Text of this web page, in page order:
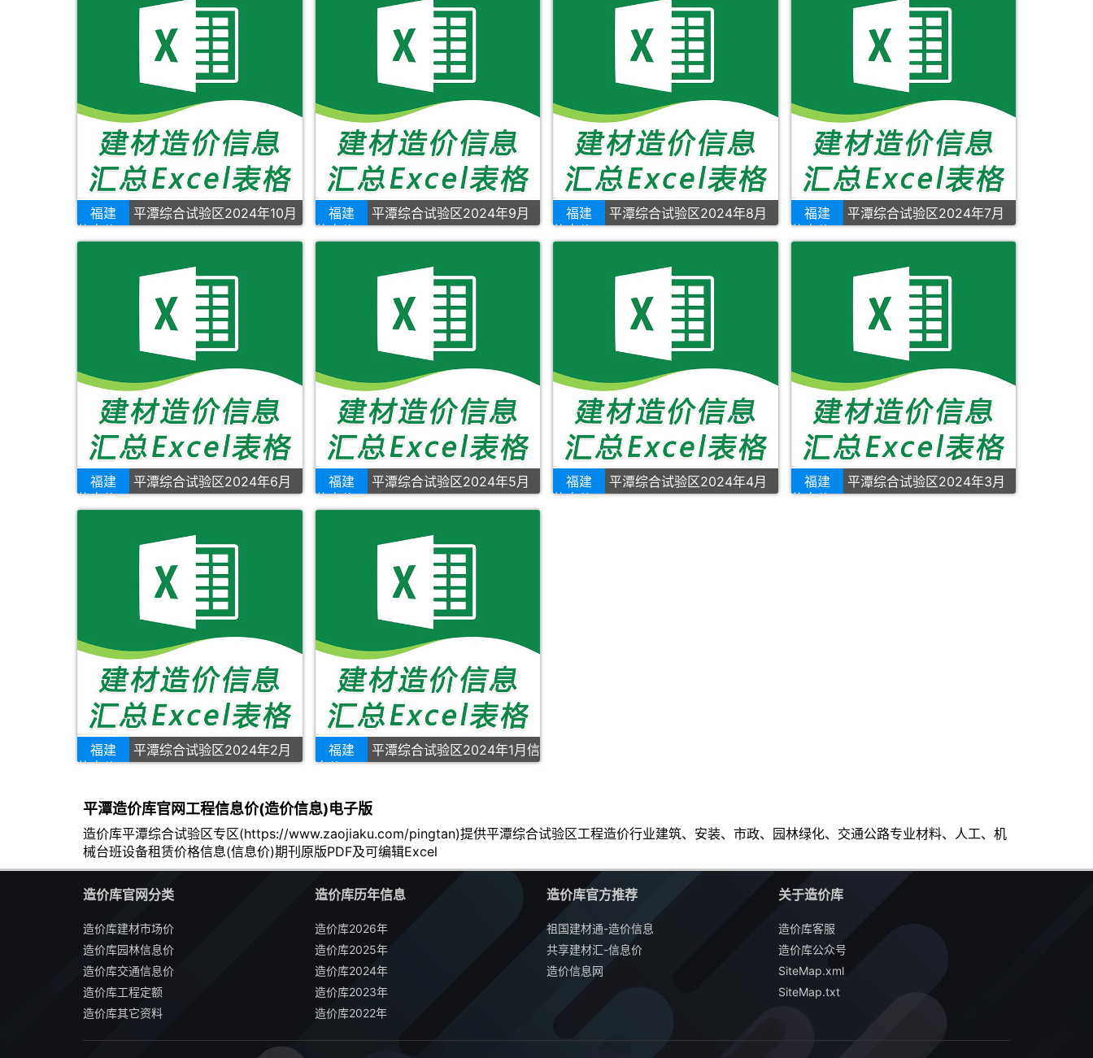
平潭造价库官网工程信息价(造价信息)电子版
造价库平潭综合试验区专区(https://www.zaojiaku.com/pingtan)提供平潭综合试验区工程造价行业建筑、安装、市政、园林绿化、交通公路专业材料、人工、机
械台班设备租赁价格信息(信息价)期刊原版PDF及可编辑Excel
福建
平潭综合试验区2024年10月
信息价
福建
平潭综合试验区2024年9月
信息价
福建
平潭综合试验区2024年8月
信息价
福建
平潭综合试验区2024年7月
信息价
福建
平潭综合试验区2024年6月
信息价
福建
平潭综合试验区2024年5月
信息价
福建
平潭综合试验区2024年4月
信息价
福建
平潭综合试验区2024年3月
信息价
福建
平潭综合试验区2024年2月
信息价
福建
平潭综合试验区2024年1月信
息价
造价库官网分类
造价库建材市场价
造价库园林信息价
造价库交通信息价
造价库工程定额
造价库其它资料
造价库历年信息
造价库2026年
造价库2025年
造价库2024年
造价库2023年
造价库2022年
造价库官方推荐
祖国建材通-造价信息
共享建材汇-信息价
造价信息网
关于造价库
造价库客服
造价库公众号
SiteMap.xml
SiteMap.txt